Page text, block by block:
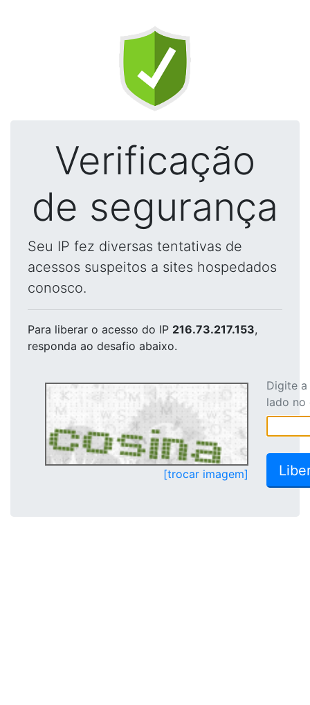
Verificação
de segurança
Seu IP fez diversas tentativas de
acessos suspeitos a sites hospedados
conosco.
Para liberar o acesso do IP 216.73.217.153,
responda ao desafio abaixo.
[trocar imagem]
Digite
lado no